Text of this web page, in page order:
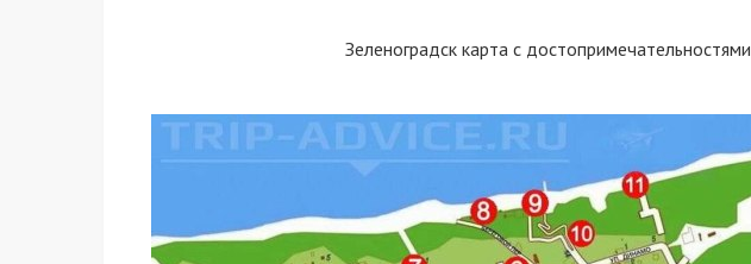
Зеленоградск карта с достопримечательностями